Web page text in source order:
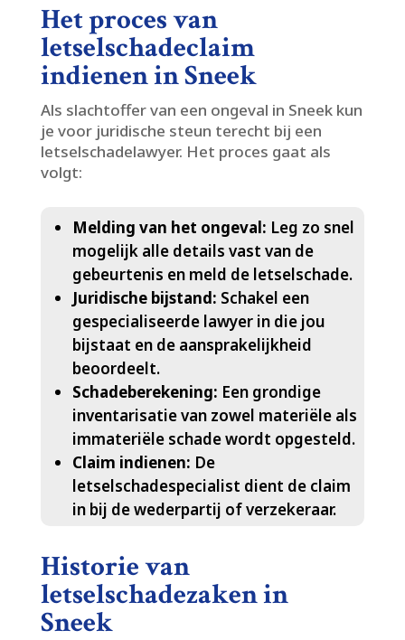
Het proces van
letselschadeclaim
indienen in Sneek
Als slachtoffer van een ongeval in Sneek kun
je voor juridische steun terecht bij een
letselschadelawyer.​ Het proces gaat als
volgt:
Melding van het ongeval: Leg zo snel
mogelijk alle details vast van de
gebeurtenis en meld de letselschade.​
Juridische bijstand: Schakel een
gespecialiseerde lawyer in die jou
bijstaat en de aansprakelijkheid
beoordeelt.​
Schadeberekening: Een grondige
inventarisatie van zowel materiële als
immateriële schade wordt opgesteld.​
Claim indienen: De
letselschadespecialist dient de claim
in bij de wederpartij of verzekeraar.​
Historie van
letselschadezaken in
Sneek